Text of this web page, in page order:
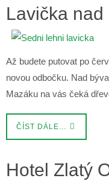
Lavička nad
Až budete putovat po
novou odbočku. Nad
Mazáku na vás čeká
ČÍST DÁLE…
Hotel Zlatý